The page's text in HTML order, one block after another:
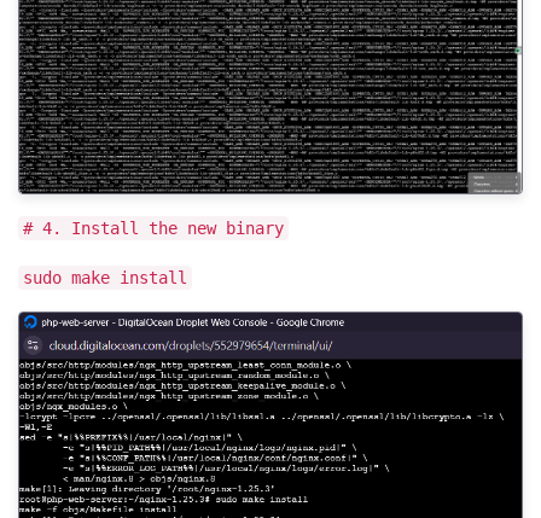
# 4. Install the new binary
sudo make install